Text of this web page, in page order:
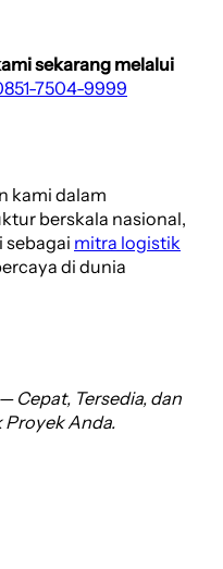
sekarang melalui
7504-9999
kami dalam
berskala nasional,
sebagai mitra logistik
di dunia
Cepat, Tersedia, dan
Proyek Anda.